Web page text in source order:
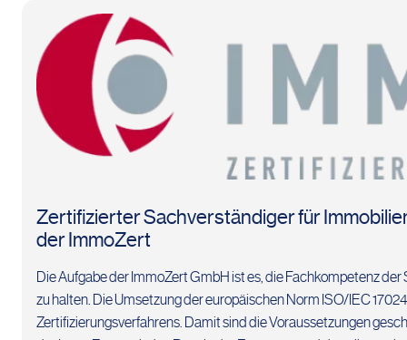
Zertifizierter Sachverständiger für
der ImmoZert
Die Aufgabe der ImmoZert GmbH ist es, die Fachkompetenz
zu halten. Die Umsetzung der europäischen Norm ISO/IEC
Zertifizierungsverfahrens. Damit sind die Voraussetzungen